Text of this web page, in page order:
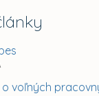
voľných